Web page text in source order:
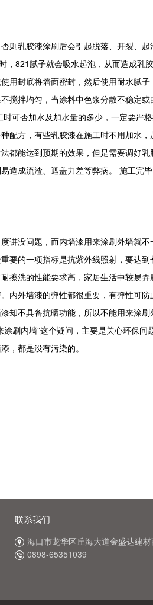
乳胶漆涂刷后会引起脱落、开裂、起
，821腻子就会吸水起泡，从而造成乳
用封底将墙面密封，然后使用耐水腻
搅拌均匀，当涂料中色浆分散不稳定
可否加水及加水量的多少，一定要严
配方，有些乳胶漆在施工时不用加水
都能达到预期的效果，但是需要调好
造成流渣、遮盖力差等弊病。 施工完
没问题，而内墙漆用来涂刷外墙就不
要的一项指标是抗紫外线照射，要达
擦洗的性能要求高，家居生活中较易
内外墙漆的弹性都很重要，有弹性可
却不具备抗晒功能，所以不能用来涂
刷内墙”这个疑问，主要是关心环保
，都是没有污染的。
联系我们
海口市龙华区丘海大道金盛达建
0898-65351039